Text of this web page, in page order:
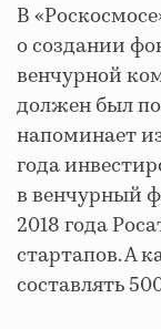
В
о создании
венчурной
должен был
напоминает
года
в венчурный
2018 года
стартапов. А
составлять